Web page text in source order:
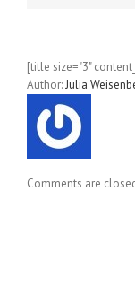
[title size="3"
Author:Julia
Comments are